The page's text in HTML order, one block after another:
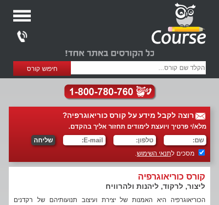
רוצה לקבל מידע על קורס כוריאוגרפיה?
מלא/י פרטיך ויועצת לימודים תחזור אליך בהקדם.
מסכים לתנאי השימוש.
קורס כוריאוגרפיה
ליצור, לרקוד, ליהנות ולהרוויח
הכוריאוגרפיה היא האמנות של יצירת ועיצוב תנועותיהם של רקדנים